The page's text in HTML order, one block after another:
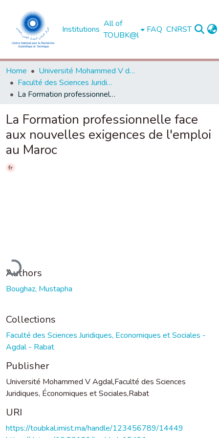
Institutions
All of
TOUBK@l
FAQ CNRST
Home
Université Mohammed V de Rabat
Faculté des Sciences Juridiques, Economiques et Sociales - Agdal - Rabat
La Formation professionnelle face aux nouvelles exigences de l'emploi au Maroc
La Formation professionnelle face
aux nouvelles exigences de l'emploi
au Maroc
fr
Authors
Boughaz, Mustapha
Collections
Faculté des Sciences Juridiques, Economiques et Sociales -
Agdal - Rabat
Publisher
Université Mohammed V Agdal,Faculté des Sciences
Juridiques, Économiques et Sociales,Rabat
URI
https://toubkal.imist.ma/handle/123456789/14449